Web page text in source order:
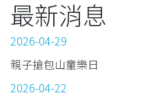
最新消息
2026-04-29
親子搶包山童樂日
2026-04-22